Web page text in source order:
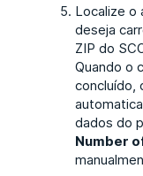
Localize o
deseja
ZIP do
Quando o
concluído,
dados do
Number